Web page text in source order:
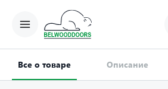
Все о товаре Описание